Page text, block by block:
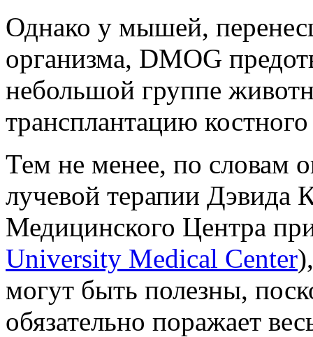
Однако у мышей,
организма, DMOG
небольшой группе
трансплантацию
Тем не менее, по словам
лучевой терапии
Медицинского Центра
University Medical Center
могут быть полезны,
обязательно поражает